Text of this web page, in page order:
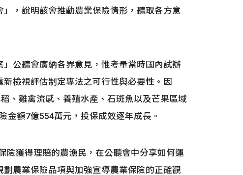
，說明該會推動農業保險情形，聽取各方意
公聽會廣納各界意見，惟考量當時國內試辦
檢視評估制定專法之可行性與必要性。因
、雞禽流感、養殖水產、石斑魚以及芒果區域
金額7億554萬元，投保成效逐年成長。
獲得理賠的農漁民，在公聽會中分享如何運
農業保險品項與加強宣導農業保險的正確觀